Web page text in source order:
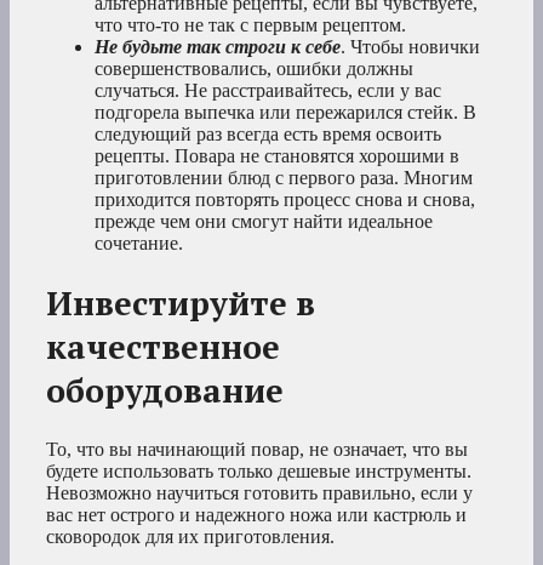
что что-то не так с первым рецептом.
Не будьте так строги к себе. Чтобы новички
совершенствовались, ошибки должны
случаться. Не расстраивайтесь, если у вас
подгорела выпечка или пережарился стейк. В
следующий раз всегда есть время освоить
рецепты. Повара не становятся хорошими в
приготовлении блюд с первого раза. Многим
приходится повторять процесс снова и снова,
прежде чем они смогут найти идеальное
сочетание.
Инвестируйте в
качественное
оборудование
То, что вы начинающий повар, не означает, что вы
будете использовать только дешевые инструменты.
Невозможно научиться готовить правильно, если у
вас нет острого и надежного ножа или кастрюль и
сковородок для их приготовления.